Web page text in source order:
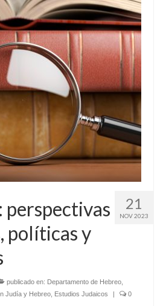
21
NOV 2023
perspectivas
políticas y
publicado en: Departamento de Hebreo
Judía y Hebreo Estudios Judaicos | 0